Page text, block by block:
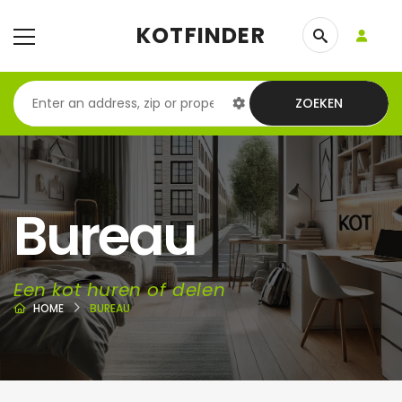
KOTFINDER
ZOEKEN
Bureau
Een kot huren of delen
HOME BUREAU